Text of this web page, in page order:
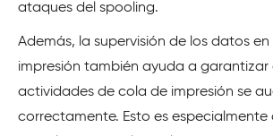
ataques del spooling.
Además, la supervisión de los datos
impresión también ayuda a garantizar
actividades de cola de impresión se
correctamente. Esto es especialmente